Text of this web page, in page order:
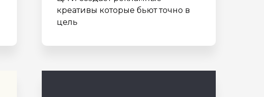
креативы которые бьют точно в
цель